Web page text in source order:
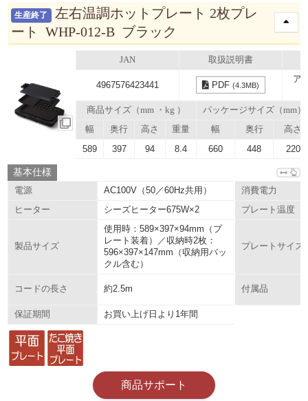
生産終了
左右温調ホットプレート 2枚プレ
ート WHP-012-B ブラック
JAN 取扱説明書
4967576423441 PDF(4.3MB)
ア
商品サイズ（mm ・kg ）
パッケージサイズ（mm）
幅
奥行 高さ 重量 幅 奥行 高さ
589 397 94 8.4 660 448 220
基本仕様
電源 AC100V（50／60Hz共用）
消費電力
ヒーター
シーズヒーター675W×2 プレート温度
製品サイズ
使用時：589×397×94mm（プ
レート装着）／収納時2枚：
596×397×147mm（収納用バッ
クル含む）
プレートサイズ
コードの長さ 約2.5m 付属品
保証期間 お買い上げ日より1年間
商品サポート